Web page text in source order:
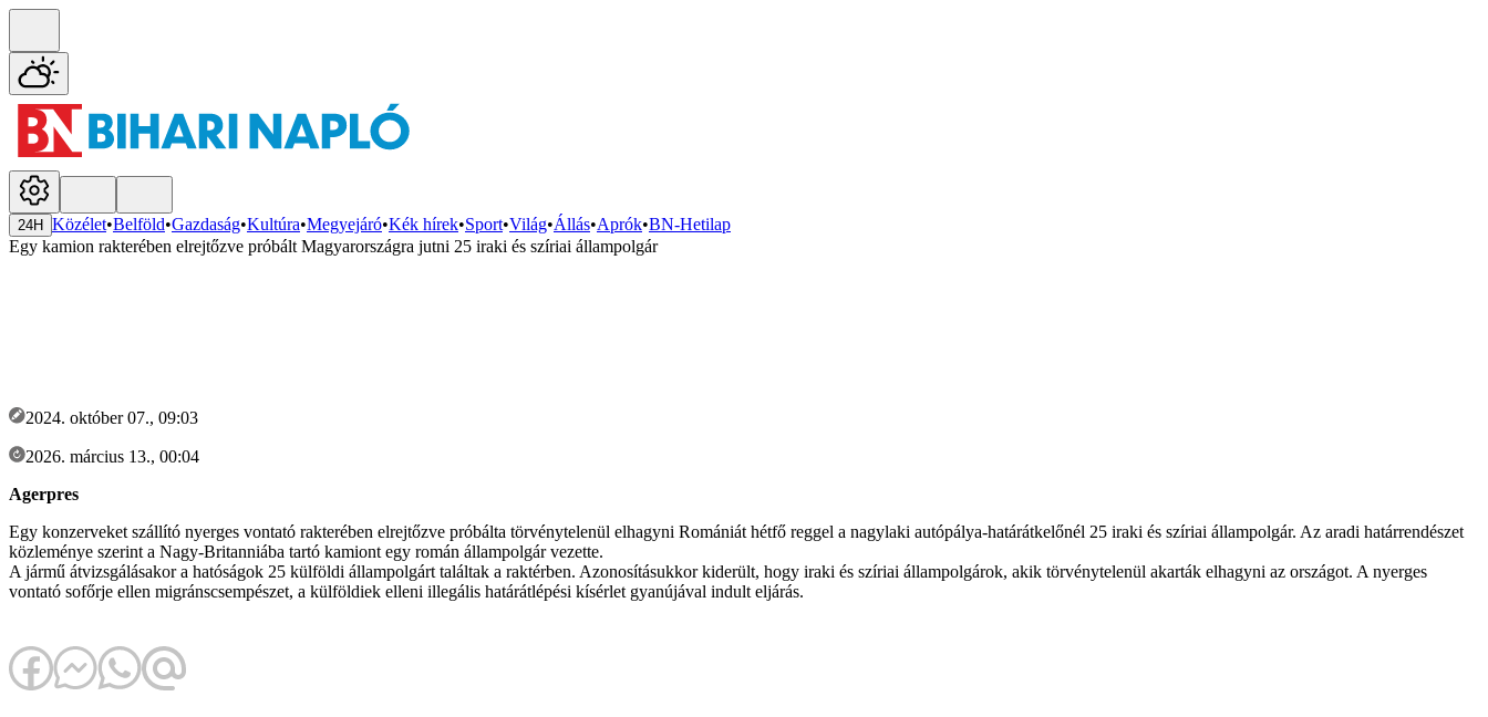
24H Közélet•Belföld•Gazdaság•Kultúra•Megyejáró•Kék hírek•Sport•Világ•Állás•Aprók•BN-Hetilap
Egy kamion rakterében elrejtőzve próbált Magyarországra jutni 25 iraki és szíriai állampolgár
2024. október 07., 09:03
2026. március 13., 00:04
Agerpres
Egy konzerveket szállító nyerges vontató rakterében elrejtőzve próbálta törvénytelenül elhagyni Romániát hétfő reggel a nagylaki autópálya-határátkelőnél 25 iraki és szíriai állampolgár. Az aradi határrendészet
közleménye szerint a Nagy-Britanniába tartó kamiont egy román állampolgár vezette.
A jármű átvizsgálásakor a hatóságok 25 külföldi állampolgárt találtak a raktérben. Azonosításukkor kiderült, hogy iraki és szíriai állampolgárok, akik törvénytelenül akarták elhagyni az országot. A nyerges
vontató sofőrje ellen migránscsempészet, a külföldiek elleni illegális határátlépési kísérlet gyanújával indult eljárás.